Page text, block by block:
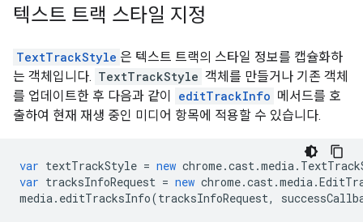
텍스트 트랙 스타일 지정
TextTrackStyle 은 텍스트 트랙의 스타일 정보를 캡슐화하
는 객체입니다. TextTrackStyle 객체를 만들거나 기존 객체
를 업데이트한 후 다음과 같이
editTrackInfo 메서드를 호
출하여 현재 재생 중인 미디어 항목에 적용할 수 있습니다.
var textTrackStyle = new chrome.cast.media.
var tracksInfoRequest = new chrome.cast.media.
media. editTracksInfo(tracksInfoRequest,